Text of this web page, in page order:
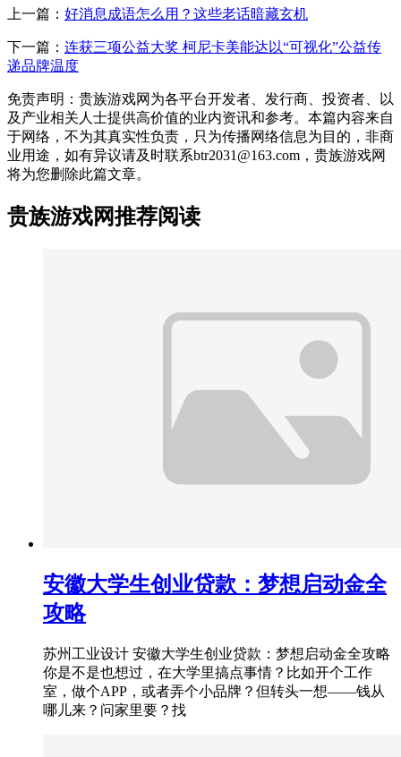
上一篇： 好消息成语怎么用？这些老话暗藏玄机
下一篇： 连获三项公益大奖 柯尼卡美能达以“可视化”公益传
递品牌温度
免责声明：贵族游戏网为各平台开发者、发行商、投资者、以
及产业相关人士提供高价值的业内资讯和参考。本篇内容来自
于网络，不为其真实性负责，只为传播网络信息为目的，非商
业用途，如有异议请及时联系btr2031@163.com，贵族游戏网
将为您删除此篇文章。
贵族游戏网推荐阅读
安徽大学生创业贷款：梦想启动金全
攻略
苏州工业设计 安徽大学生创业贷款：梦想启动金全攻略
你是不是也想过，在大学里搞点事情？比如开个工作
室，做个APP，或者弄个小品牌？但转头一想——钱从
哪儿来？问家里要？找